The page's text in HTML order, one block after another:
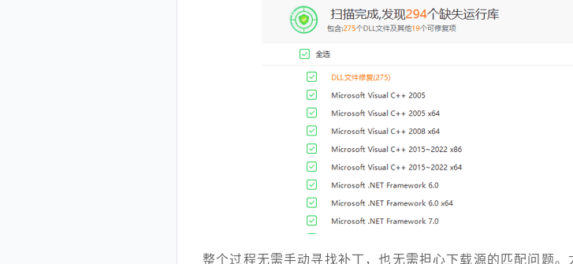
整个过程无需手动寻找补丁，也无需担心下载源的匹配问题